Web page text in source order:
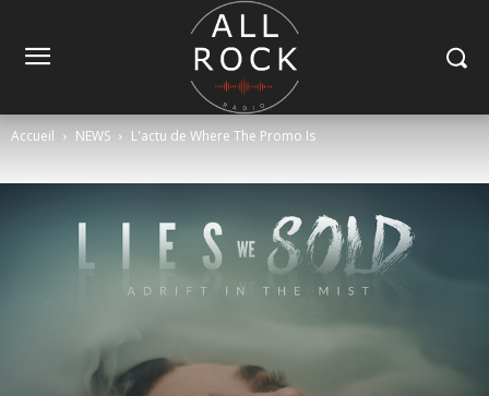
Accueil NEWS L'actu de Where The Promo Is